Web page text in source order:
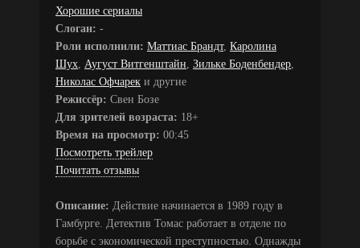
Хорошие сериалы
Слоган: -
Роли исполнили: Маттиас Брандт, Каролина
Шух Аугуст Витгенштайн Зильке Боденбендер
Николас Офчарек и другие
Режиссёр: Свен Бозе
Для зрителей возраста: 18+
Время на просмотр: 00:45
Посмотреть трейлер
Почитать отзывы
Описание: Действие начинается в 1989 году в
Гамбурге. Детектив Томас работает в отделе по
борьбе с экономической преступностью. Однажды